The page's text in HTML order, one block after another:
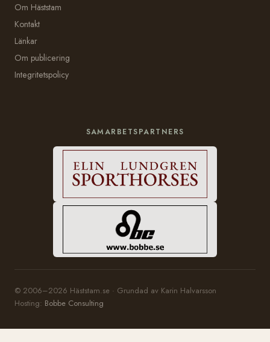
Om Häststam
Kontakt
Länkar
Om publicering
Integritetspolicy
SAMARBETSPARTNERS
© 2006–2026 Häststam.se · Grundad av Karin Halvarsson
Hosting: Bobbe Consulting